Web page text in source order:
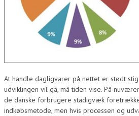
At handle dagligvarer på nettet er stødt
udviklingen vil gå, må tiden vise. På
de danske forbrugere stadigvæk
indkøbsmetode, men hvis processen og